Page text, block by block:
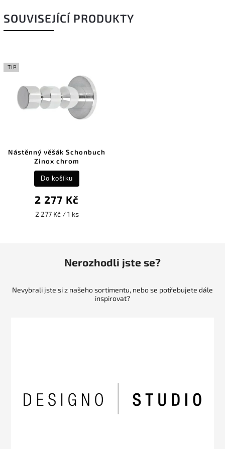
SOUVISEJÍCÍ PRODUKTY
TIP
Nástěnný věšák Schonbuch
Zinox chrom
2 277 Kč
2 277 Kč / 1 ks
Do košíku
Nerozhodli jste se?
Nevybrali jste si z našeho sortimentu, nebo se potřebujete dále
inspirovat?